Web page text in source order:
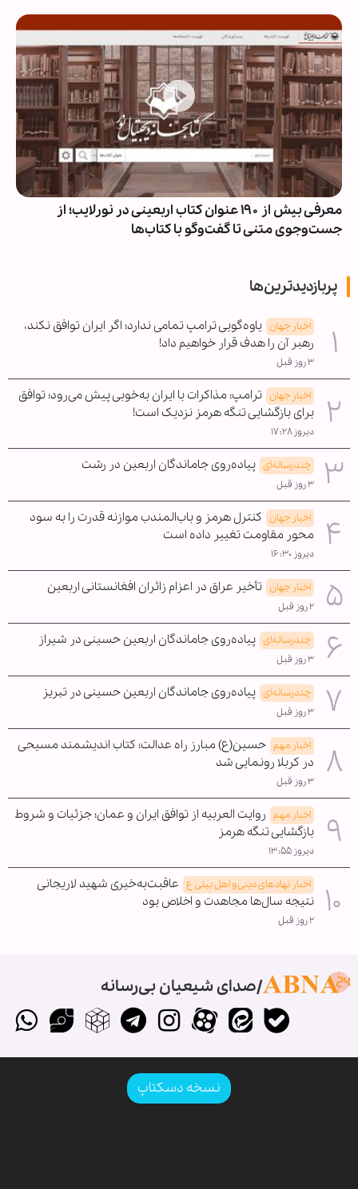
معرفی بیش از ۱۹۰ عنوان کتاب اربعینی در نورلایب؛ از
جست‌وجوی متنی تا گفت‌وگو با کتاب‌ها
پربازدیدترین‌ها
اخبار جهان یاوه‌گویی ترامپ تمامی ندارد؛ اگر ایران توافق نکند،
رهبر آن را هدف قرار خواهیم داد!
۳ روز قبل
اخبار جهان ترامپ: مذاکرات با ایران به‌خوبی پیش می‌رود؛ توافق
برای بازگشایی تنگه هرمز نزدیک است!
دیروز ۱۷:۲۸
چندرسانه‌ای پیاده‌روی جاماندگان اربعین در رشت
۳ روز قبل
اخبار جهان کنترل هرمز و باب‌المندب موازنه قدرت را به سود
محور مقاومت تغییر داده است
دیروز ۱۶:۳۰
اخبار جهان تأخیر عراق در اعزام زائران افغانستانی اربعین
۲ روز قبل
چندرسانه‌ای پیاده‌روی جاماندگان اربعین حسینی در شیراز
۳ روز قبل
چندرسانه‌ای پیاده‌روی جاماندگان اربعین حسینی در تبریز
۳ روز قبل
اخبار مهم حسین(ع) مبارز راه عدالت؛ کتاب اندیشمند مسیحی
در کربلا رونمایی شد
۳ روز قبل
اخبار مهم روایت العربیه از توافق ایران و عمان؛ جزئیات و شروط
بازگشایی تنگه هرمز
دیروز ۱۳:۵۵
اخبار نهادهای دینی و اهل بیتی ع عاقبت‌به‌خیری شهید لاریجانی
نتیجه سال‌ها مجاهدت و اخلاص بود
۲ روز قبل
صدای شیعیان بی‌رسانه
نسخه دسکتاپ